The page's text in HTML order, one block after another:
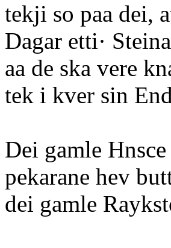
tekji so paa dei,
Dagar etti·
aa de ska vere
tek i kver sin
Dei gamle
pekarane hev
dei gamle